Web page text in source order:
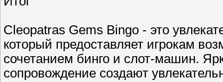
Cleopatras Gems Bingo - это
который предоставляет игрокам
сочетанием бинго и слот-машин.
сопровождение создают